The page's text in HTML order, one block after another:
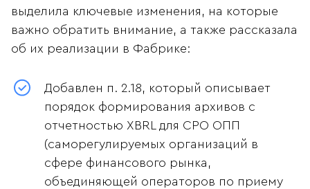
выделила ключевые изменения, на которые
важно обратить внимание, а также рассказала
об их реализации в Фабрике:
Добавлен п. 2.18, который описывает
порядок формирования архивов с
отчетностью XBRL для СРО ОПП
(саморегулируемых организаций в
сфере финансового рынка,
объединяющей операторов по приему